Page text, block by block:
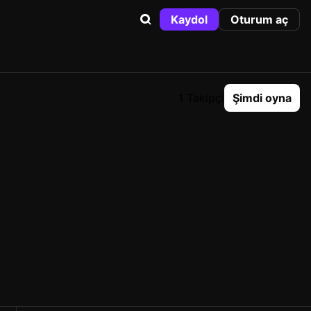
Kaydol Oturum aç
Şimdi oyna